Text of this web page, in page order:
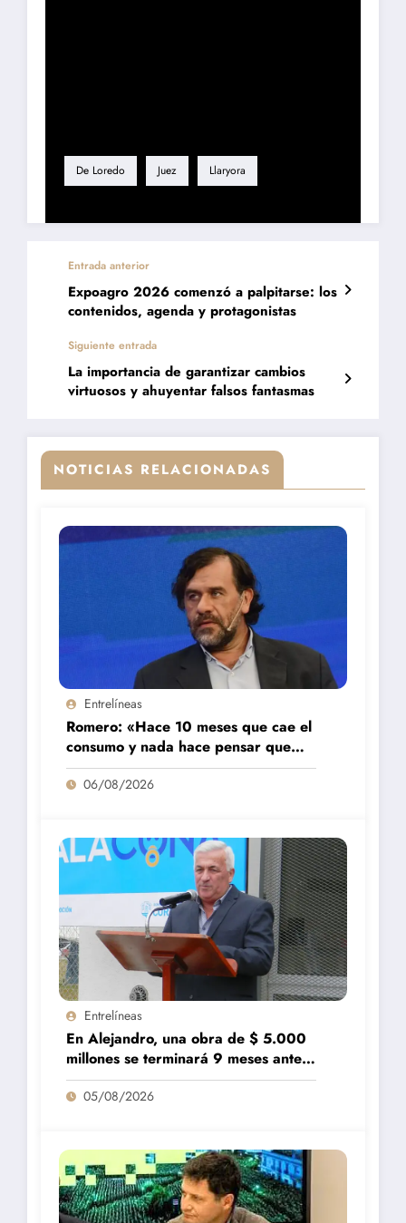
De Loredo Juez Llaryora
Entrada anterior
Expoagro 2026 comenzó a palpitarse: los
contenidos, agenda y protagonistas
Siguiente entrada
La importancia de garantizar cambios
virtuosos y ahuyentar falsos fantasmas
NOTICIAS RELACIONADAS
Entrelíneas
Romero: «Hace 10 meses que cae el
consumo y nada hace pensar que
vaya a repuntar»
06/08/2026
Entrelíneas
En Alejandro, una obra de $ 5.000
millones se terminará 9 meses antes
de lo previsto
05/08/2026